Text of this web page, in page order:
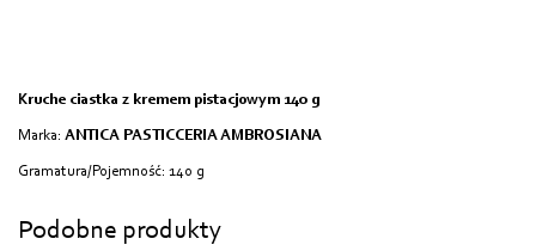
Kruche ciastka z kremem pistacjowym 140 g
Marka: ANTICA PASTICCERIA AMBROSIANA
Gramatura/Pojemność: 140 g
Podobne produkty